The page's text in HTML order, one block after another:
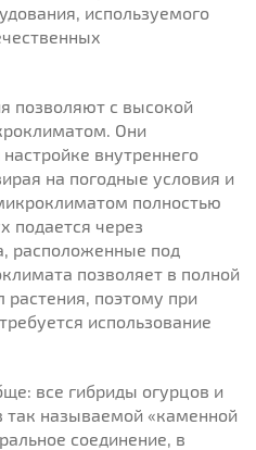
используемого
позволяют с высокой
Они
внутреннего
на погодные условия и
полностью
подается через
расположенные под
позволяет в полной
поэтому при
использование
все гибриды огурцов и
называемой «каменной
соединение, в